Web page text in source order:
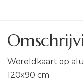
Wereldkaart op
120x90 cm